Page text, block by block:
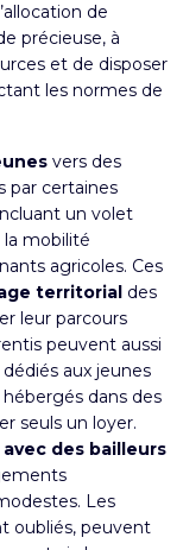
de
précieuse, à
et de disposer
les normes de
vers des
par certaines
un volet
mobilité
agricoles. Ces
territorial des
leur parcours
peuvent aussi
aux jeunes
dans des
seuls un loyer.
avec des bailleurs
Les
oubliés, peuvent